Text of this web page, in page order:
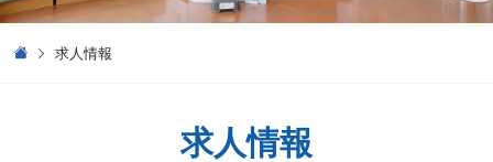
求人情報
求人情報